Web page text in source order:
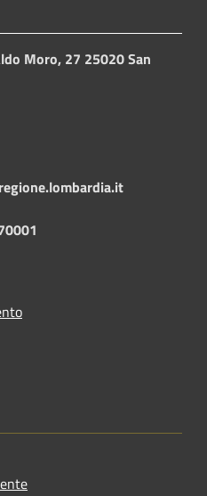
Moro, 27 25020 San